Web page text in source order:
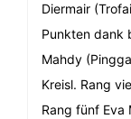
Diermair
Punkten dank
Mahdy
Kreisl. Rang
Rang fünf Eva